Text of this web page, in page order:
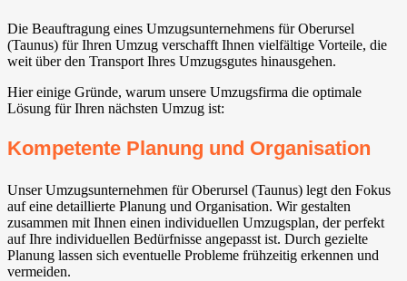
Die Beauftragung eines Umzugsunternehmens für Oberursel
(Taunus) für Ihren Umzug verschafft Ihnen vielfältige Vorteile, die
weit über den Transport Ihres Umzugsgutes hinausgehen.
Hier einige Gründe, warum unsere Umzugsfirma die optimale
Lösung für Ihren nächsten Umzug ist:
Kompetente Planung und Organisation
Unser Umzugsunternehmen für Oberursel (Taunus) legt den Fokus
auf eine detaillierte Planung und Organisation. Wir gestalten
zusammen mit Ihnen einen individuellen Umzugsplan, der perfekt
auf Ihre individuellen Bedürfnisse angepasst ist. Durch gezielte
Planung lassen sich eventuelle Probleme frühzeitig erkennen und
vermeiden.